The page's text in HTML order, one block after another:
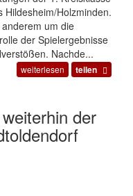
Hildesheim/Holzminden.
um die
der Spielergebnisse
Nachde...
weiterlesen teilen
der